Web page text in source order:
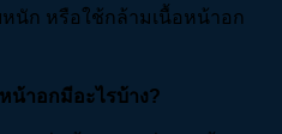
นัก หรือใช้กล้ามเนื้อหน้าอก
น้าอกมีอะไรบ้าง?